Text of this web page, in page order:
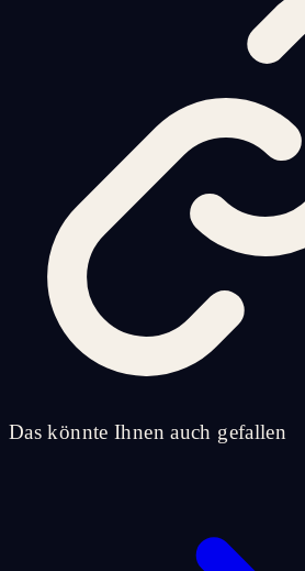
Das könnte Ihnen auch gefallen